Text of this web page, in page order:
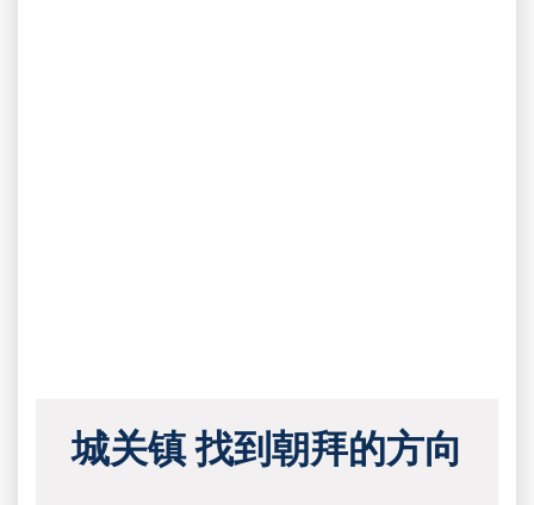
城关镇 找到朝拜的方向